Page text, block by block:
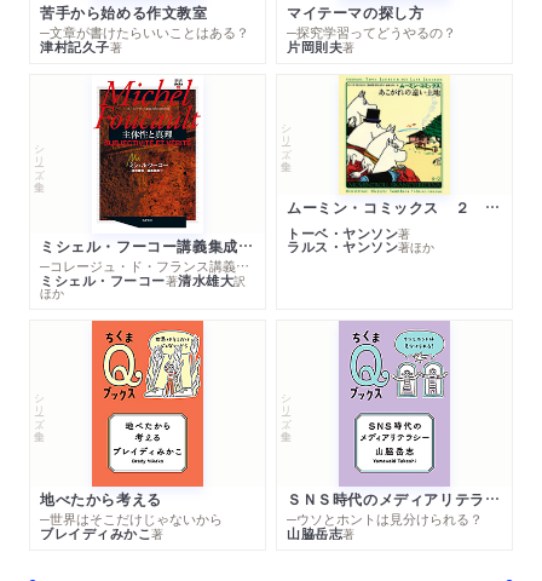
苦手から始める作文教室
─文章が書けたらいいことはある？
津村記久子著
マイテーマの探し方
─探究学習ってどうやるの？
片岡則夫著
シリーズ・全集
ミシェル・フーコー講義集成１０ 主体性と真理
─コレージュ・ド・フランス講義１９８０－１９８１年度
ミシェル・フーコー著清水雄大訳
ほか
シリーズ・全集
ムーミン・コミックス ２ あこがれの遠い土地
トーベ・ヤンソン著
ラルス・ヤンソン著ほか
シリーズ・全集
地べたから考える
─世界はそこだけじゃないから
ブレイディみかこ著
シリーズ・全集
ＳＮＳ時代のメディアリテラシー
─ウソとホントは見分けられる？
山脇岳志著